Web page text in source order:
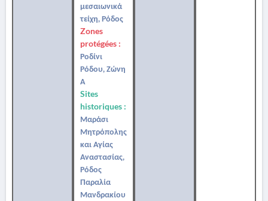
μεσαιωνικά
τείχη, Ρόδος
Zones
protégées :
Ροδίνι
Ρόδου, Ζώνη
Α
Sites
historiques :
Μαράσι
Μητρόπολης
και Αγίας
Αναστασίας,
Ρόδος
Παραλία
Μανδρακίου